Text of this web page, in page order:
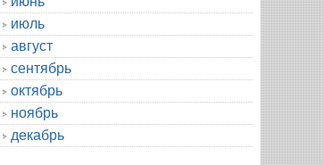
июль
август
сентябрь
октябрь
ноябрь
декабрь